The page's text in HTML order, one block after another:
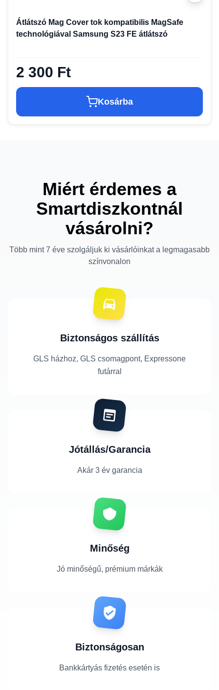
Átlátszó Mag Cover tok kompatibilis MagSafe
technológiával Samsung S23 FE átlátszó
2 300 Ft
Kosárba
Miért érdemes a
Smartdiszkontnál
vásárolni?
Több mint 7 éve szolgáljuk ki vásárlóinkat a legmagasabb
színvonalon
Biztonságos szállítás
GLS házhoz, GLS csomagpont, Expressone
futárral
Jótállás/Garancia
Akár 3 év garancia
Minőség
Jó minőségű, prémium márkák
Biztonságosan
Bankkártyás fizetés esetén is